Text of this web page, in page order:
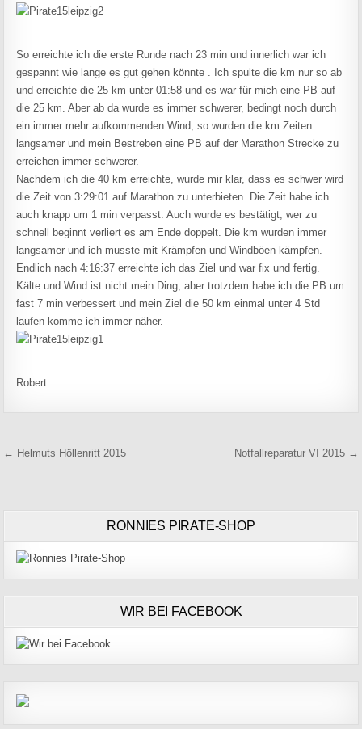
So erreichte ich die erste Runde nach 23 min und innerlich war ich
gespannt wie lange es gut gehen könnte . Ich spulte die km nur so ab
und erreichte die 25 km unter 01:58 und es war für mich eine PB auf
die 25 km. Aber ab da wurde es immer schwerer, bedingt noch durch
ein immer mehr aufkommenden Wind, so wurden die km Zeiten
langsamer und mein Bestreben eine PB auf der Marathon Strecke zu
erreichen immer schwerer.
Nachdem ich die 40 km erreichte, wurde mir klar, dass es schwer wird
die Zeit von 3:29:01 auf Marathon zu unterbieten. Die Zeit habe ich
auch knapp um 1 min verpasst. Auch wurde es bestätigt, wer zu
schnell beginnt verliert es am Ende doppelt. Die km wurden immer
langsamer und ich musste mit Krämpfen und Windböen kämpfen.
Endlich nach 4:16:37 erreichte ich das Ziel und war fix und fertig.
Kälte und Wind ist nicht mein Ding, aber trotzdem habe ich die PB um
fast 7 min verbessert und mein Ziel die 50 km einmal unter 4 Std
laufen komme ich immer näher.
Robert
Beitragsnavigation
← Helmuts Höllenritt 2015 Notfallreparatur VI 2015 →
RONNIES PIRATE-SHOP
WIR BEI FACEBOOK